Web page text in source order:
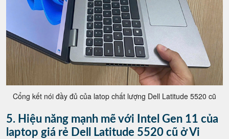
Cổng kết nói đầy đủ của latop chất lượng Dell Latitude 5520 cũ
5. Hiệu năng mạnh mẽ với Intel Gen 11 của
laptop giá rẻ Dell Latitude 5520 cũ ở Vi